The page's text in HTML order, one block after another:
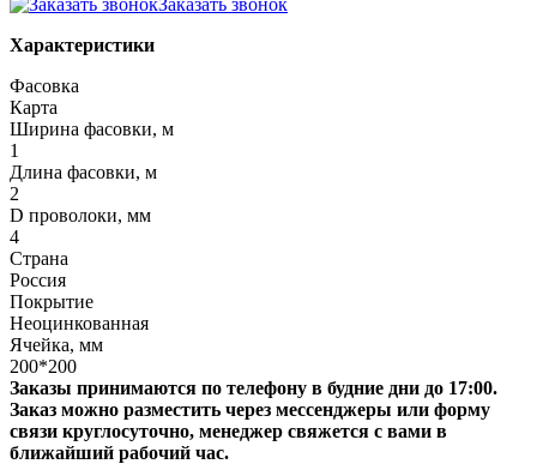
Характеристики
Фасовка
Карта
Ширина фасовки, м
1
Длина фасовки, м
2
D проволоки, мм
4
Страна
Россия
Покрытие
Неоцинкованная
Ячейка, мм
200*200
Заказы принимаются по телефону в будние дни до 17:00.
Заказ можно разместить через мессенджеры или форму
связи круглосуточно, менеджер свяжется с вами в
ближайший рабочий час.